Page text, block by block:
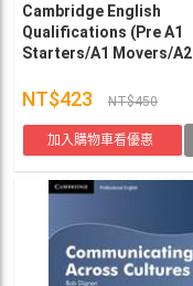
Cambridge English
Qualifications (Pre A1
Starters/A1 Movers/A2
NT$423 NT$450
加入購物車看優惠